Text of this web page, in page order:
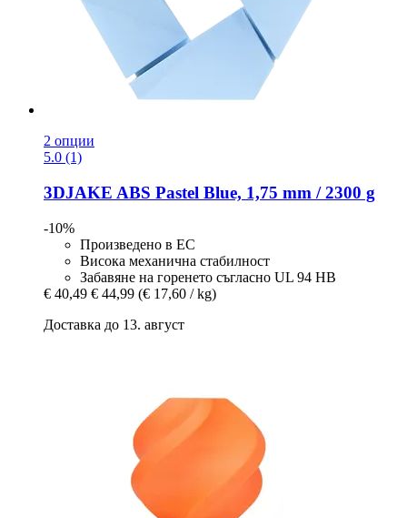
2 опции
5.0 (1)
3DJAKE ABS Pastel Blue, 1,75 mm / 2300 g
-10%
Произведено в ЕС
Висока механична стабилност
Забавяне на горенето съгласно UL 94 HB
€ 40,49 € 44,99 (€ 17,60 / kg)
Доставка до 13. август